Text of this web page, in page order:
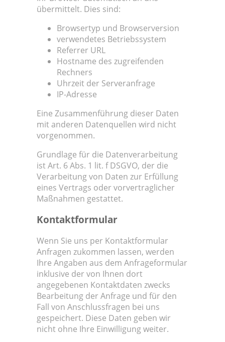
übermittelt. Dies sind:
Browsertyp und Browserversion
verwendetes Betriebssystem
Referrer URL
Hostname des zugreifenden
Rechners
Uhrzeit der Serveranfrage
IP-Adresse
Eine Zusammenführung dieser Daten
mit anderen Datenquellen wird nicht
vorgenommen.
Grundlage für die Datenverarbeitung
ist Art. 6 Abs. 1 lit. f DSGVO, der die
Verarbeitung von Daten zur Erfüllung
eines Vertrags oder vorvertraglicher
Maßnahmen gestattet.
Kontaktformular
Wenn Sie uns per Kontaktformular
Anfragen zukommen lassen, werden
Ihre Angaben aus dem Anfrageformular
inklusive der von Ihnen dort
angegebenen Kontaktdaten zwecks
Bearbeitung der Anfrage und für den
Fall von Anschlussfragen bei uns
gespeichert. Diese Daten geben wir
nicht ohne Ihre Einwilligung weiter.